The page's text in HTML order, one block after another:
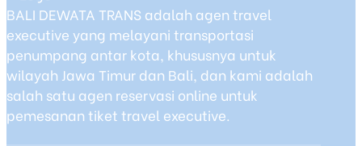
BALI DEWATA TRANS adalah agen travel
executive yang melayani transportasi
penumpang antar kota, khususnya untuk
wilayah Jawa Timur dan Bali, dan kami adalah
salah satu agen reservasi online untuk
pemesanan tiket travel executive.